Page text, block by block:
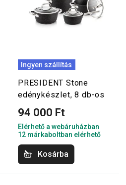
Ingyen szállítás
PRESIDENT Stone
edénykészlet, 8 db-os
94 000 Ft
Elérhető a webáruházban
12 márkaboltban elérhető
Kosárba